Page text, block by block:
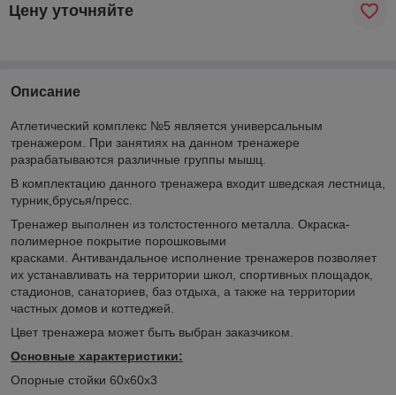
Цену уточняйте
Описание
Атлетический комплекс №5 является универсальным
тренажером. При занятиях на данном тренажере
разрабатываются различные группы мышц.
В комплектацию данного тренажера входит шведская лестница,
турник,брусья/пресс.
Тренажер выполнен из толстостенного металла. Окраска-
полимерное покрытие порошковыми
красками. Антивандальное исполнение тренажеров позволяет
их устанавливать на территории школ, спортивных площадок,
стадионов, санаториев, баз отдыха, а также на территории
частных домов и коттеджей.
Цвет тренажера может быть выбран заказчиком.
Основные характеристики:
Опорные стойки 60х60х3